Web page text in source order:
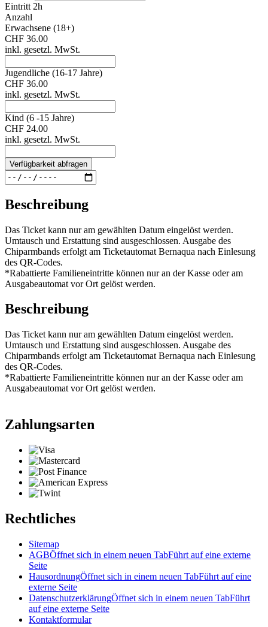
Eintritt 2h
Anzahl
Erwachsene (18+)
CHF 36.00
inkl. gesetzl. MwSt.
Jugendliche (16-17 Jahre)
CHF 36.00
inkl. gesetzl. MwSt.
Kind (6 -15 Jahre)
CHF 24.00
inkl. gesetzl. MwSt.
Verfügbarkeit abfragen
Beschreibung
Das Ticket kann nur am gewählten Datum eingelöst werden.
Umtausch und Erstattung sind ausgeschlossen. Ausgabe des
Chiparmbands erfolgt am Ticketautomat Bernaqua nach Einlesung
des QR-Codes.
*Rabattierte Familieneintritte können nur an der Kasse oder am
Ausgabeautomat vor Ort gelöst werden.
Beschreibung
Das Ticket kann nur am gewählten Datum eingelöst werden.
Umtausch und Erstattung sind ausgeschlossen. Ausgabe des
Chiparmbands erfolgt am Ticketautomat Bernaqua nach Einlesung
des QR-Codes.
*Rabattierte Familieneintritte können nur an der Kasse oder am
Ausgabeautomat vor Ort gelöst werden.
Zahlungsarten
Rechtliches
Sitemap
AGBÖffnet sich in einem neuen TabFührt auf eine externe
Seite
HausordnungÖffnet sich in einem neuen TabFührt auf eine
externe Seite
DatenschutzerklärungÖffnet sich in einem neuen TabFührt
auf eine externe Seite
Kontaktformular